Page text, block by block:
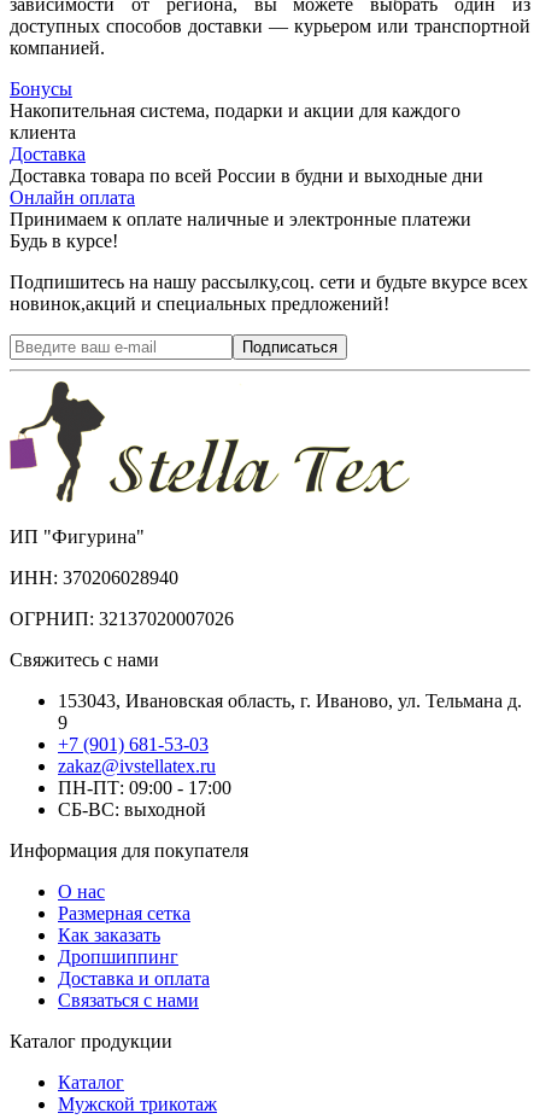
доступных способов доставки — курьером или транспортной
компанией.
Бонусы
Накопительная система, подарки и акции для каждого
клиента
Доставка
Доставка товара по всей России в будни и выходные дни
Онлайн оплата
Принимаем к оплате наличные и электронные платежи
Будь в курсе!
Подпишитесь на нашу рассылку,соц. сети и будьте вкурсе всех
новинок,акций и специальных предложений!
Подписаться
ИП "Фигурина"
ИНН: 370206028940
ОГРНИП: 32137020007026
Свяжитесь с нами
153043, Ивановская область, г. Иваново, ул. Тельмана д.
9
+7 (901) 681-53-03
zakaz@ivstellatex.ru
ПН-ПТ: 09:00 - 17:00
СБ-ВС: выходной
Информация для покупателя
О нас
Размерная сетка
Как заказать
Дропшиппинг
Доставка и оплата
Связаться с нами
Каталог продукции
Каталог
Мужской трикотаж